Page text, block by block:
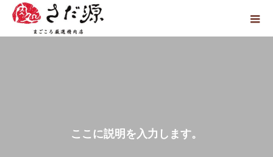
こ こ に説明 を 入 力 し ま す。